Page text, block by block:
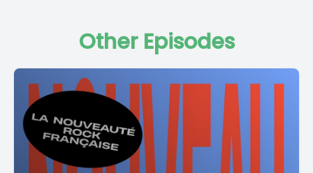
Other Episodes